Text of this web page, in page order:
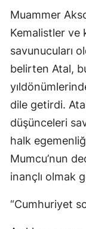
Muammer
Kemalistler ve
savunucuları
belirten Atal,
dile getirdi.
düşünceleri
halk
Mumcu’nun
inançlı olmak
“Cumhuriyet